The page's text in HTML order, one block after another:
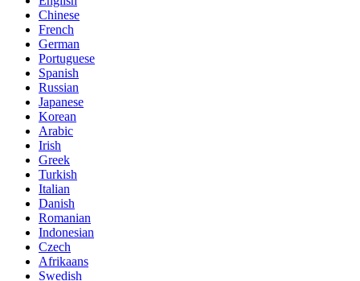
Chinese
French
German
Portuguese
Spanish
Russian
Japanese
Korean
Arabic
Irish
Greek
Turkish
Italian
Danish
Romanian
Indonesian
Czech
Afrikaans
Swedish